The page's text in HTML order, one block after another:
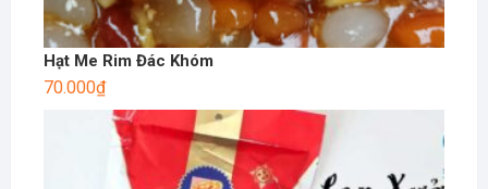
Hạt Me Rim Đác Khóm
70.000₫